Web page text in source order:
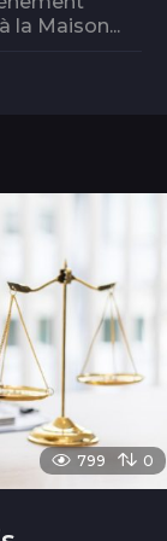
la Maison...
799 0